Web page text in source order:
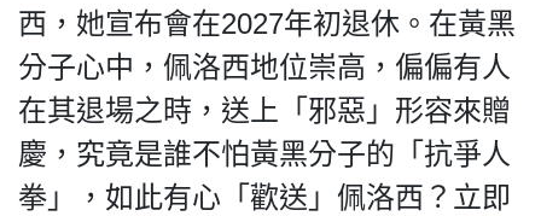
系列
活動
關於我們
西，她宣布會在2027年初退休。在黃黑
分子心中，佩洛西地位崇高，偏偏有人
在其退場之時，送上「邪惡」形容來贈
慶，究竟是誰不怕黃黑分子的「抗爭人
拳」，如此有心「歡送」佩洛西？立即